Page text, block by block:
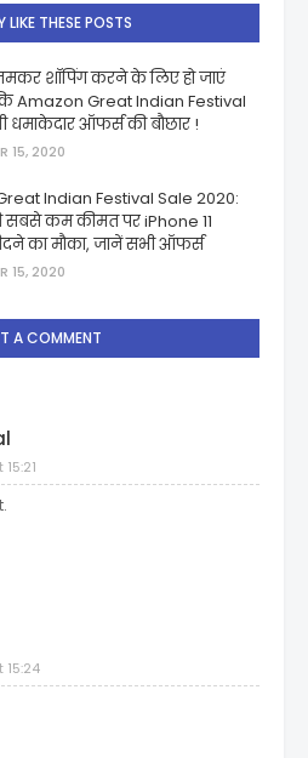
LIKE THESE POSTS
जमकर शॉपिंग करने के लिए हो जाएं
Amazon Great Indian Festival
धमाकेदार ऑफर्स की बौछार !
15, 2020
Indian Festival Sale 2020:
कम कीमत पर iPhone 11
का मौका, जानें सभी ऑफर्स
15, 2020
A COMMENT
15:24